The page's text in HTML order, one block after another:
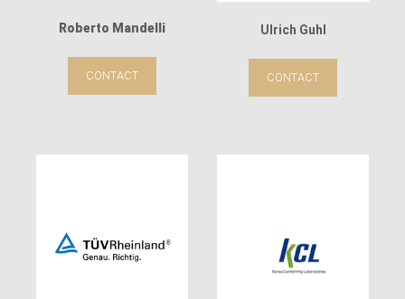
Roberto Mandelli
CONTACT
Ulrich Guhl
CONTACT